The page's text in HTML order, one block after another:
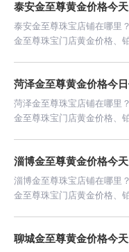
泰安金至尊黄金价格今
泰安金至尊珠宝店铺在哪里
金至尊珠宝门店黄金价格、
菏泽金至尊黄金价格今
菏泽金至尊珠宝店铺在哪里
金至尊珠宝门店黄金价格、
淄博金至尊黄金价格今
淄博金至尊珠宝店铺在哪里
金至尊珠宝门店黄金价格、
聊城金至尊黄金价格今